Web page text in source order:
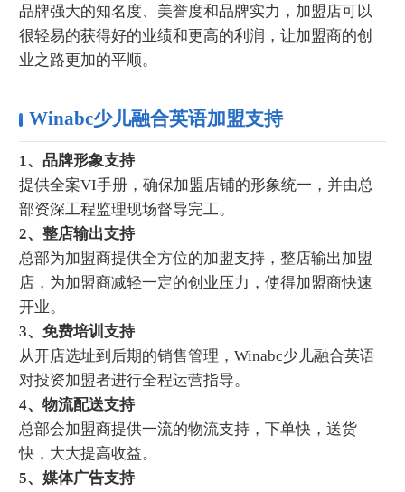
品牌强大的知名度、美誉度和品牌实力，加盟店可以
很轻易的获得好的业绩和更高的利润，让加盟商的创
业之路更加的平顺。
Winabc少儿融合英语加盟支持
1、品牌形象支持
提供全案VI手册，确保加盟店铺的形象统一，并由总
部资深工程监理现场督导完工。
2、整店输出支持
总部为加盟商提供全方位的加盟支持，整店输出加盟
店，为加盟商减轻一定的创业压力，使得加盟商快速
开业。
3、免费培训支持
从开店选址到后期的销售管理，Winabc少儿融合英语
对投资加盟者进行全程运营指导。
4、物流配送支持
总部会加盟商提供一流的物流支持，下单快，送货
快，大大提高收益。
5、媒体广告支持